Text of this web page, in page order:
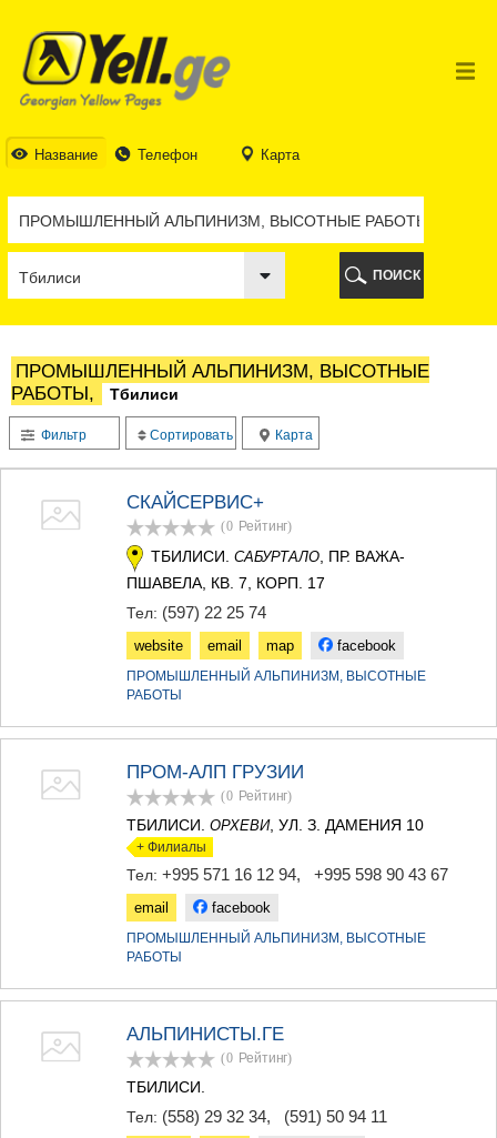
Название Телефон Карта
ТБИЛИСИ
ТБИЛИСИ
АБХАЗИЯ
ГАЛИ
БАТУМИ
КОБУЛЕТИ
ШУАХЕВИ
ЧАКВИ
ОЗУРГЕТИ
ЧОХАТАУРИ
УРЕКИ
ИМЕРЕТИЯ
БАГДАТИ
ВАНИ
ТЕРДЖОЛА
АХМЕТА
ДЕДОПЛИСЦКАРО
САГАРЕДЖО
МЦХЕТА-МТИАНЕТИ
ТИАНЕТИ
СТЕПАНЦМИНДА (КАЗБЕГИ)
ГУДАУРИ
ПОИСК
ПРОМЫШЛЕННЫЙ АЛЬПИНИЗМ, ВЫСОТНЫЕ
РАБОТЫ,
Тбилиси
Фильтр Сортировать Карта
СКАЙСЕРВИС+
(0 Рейтинг)
ТБИЛИСИ. САБУРТАЛО , ПР. ВАЖА-
ПШАВЕЛА, КВ. 7, КОРП. 17
Тел: (597) 22 25 74
website email map facebook
ПРОМЫШЛЕННЫЙ АЛЬПИНИЗМ, ВЫСОТНЫЕ
РАБОТЫ
ПРОМ-АЛП ГРУЗИИ
(0 Рейтинг)
ТБИЛИСИ. ОРХЕВИ, УЛ. З. ДАМЕНИЯ 10
+ Филиалы
Тел: +995 571 16 12 94, +995 598 90 43 67
email facebook
ПРОМЫШЛЕННЫЙ АЛЬПИНИЗМ, ВЫСОТНЫЕ
РАБОТЫ
АЛЬПИНИСТЫ.ГЕ
(0 Рейтинг)
ТБИЛИСИ.
Тел: (558) 29 32 34, (591) 50 94 11